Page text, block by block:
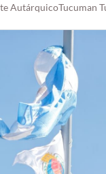
AutárquicoTucuman